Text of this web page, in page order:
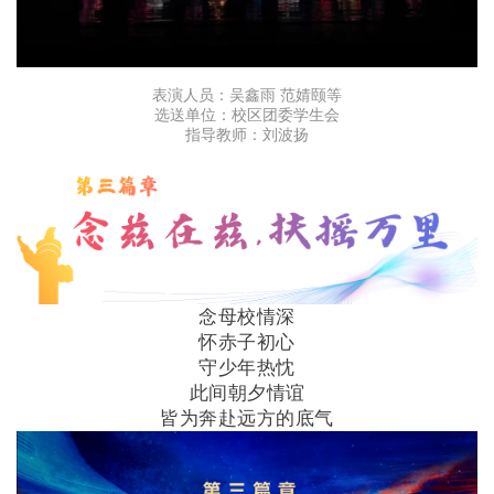
表演人员：吴鑫雨 范婧颐等
选送单位：校区团委学生会
指导教师：刘波扬
念母校情深
怀赤子初心
守少年热忱
此间朝夕情谊
皆为奔赴远方的底气